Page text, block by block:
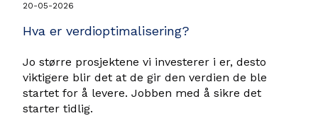
20-05-2026
Hva er verdioptimalisering?
Jo større prosjektene vi investerer i er, desto
viktigere blir det at de gir den verdien de ble
startet for å levere. Jobben med å sikre det
starter tidlig.